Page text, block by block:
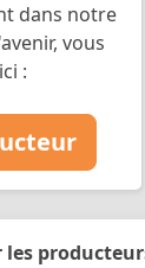
dans notre
vous
: